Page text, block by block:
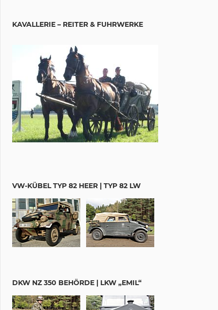
KAVALLERIE – REITER & FUHRWERKE
VW-KÜBEL TYP 82 HEER | TYP 82 LW
DKW NZ 350 BEHÖRDE | LKW „EMIL“